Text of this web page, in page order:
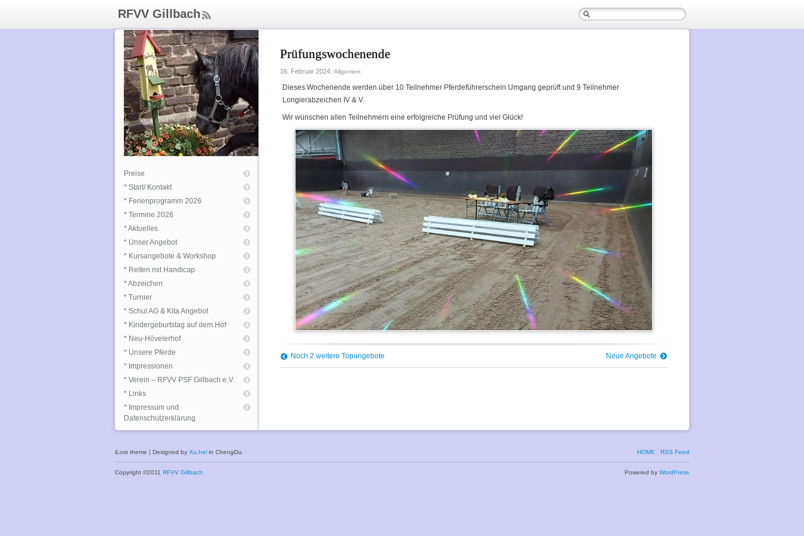
RFVV Gillbach
d
Rs
s
Prüfungswochenende
16. Februar 2024, Allgemein
Dieses Wochenende werden über 10 Teilnehmer Pferdeführerschein Umgang geprüft und 9 Teilnehmer
Longierabzeichen IV & V.
Wir wünschen allen Teilnehmern eine erfolgreiche Prüfung und viel Glück!
Noch 2 weitere Topangebote Neue Angebote
Preise
* Start/ Kontakt
* Ferienprogramm 2026
* Termine 2026
* Aktuelles
* Unser Angebot
* Kursangebote & Workshop
* Reiten mit Handicap
* Abzeichen
* Turnier
* Schul AG & Kita Angebot
* Kindergeburtstag auf dem Hof
* Neu-Hövelerhof
* Unsere Pferde
* Impressionen
* Verein – RFVV PSF Gillbach e.V.
* Links
* Impressum und
Datenschutzerklärung
HOME ¦ RSS Feed
iLost theme ¦ Designed by Xu.hel in ChengDu.
Powered by WordPress
Copyright ©2011 RFVV Gillbach